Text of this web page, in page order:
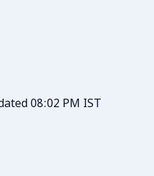
08:02 PM IST